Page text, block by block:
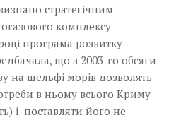
стратегічним
комплексу
програма розвитку
що з 2003-го обсяги
на шельфі морів дозволять
в ньому всього Криму
і поставляти його не